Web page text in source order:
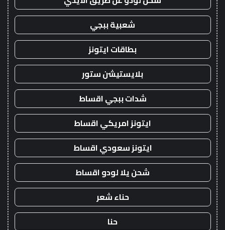
شعبية ببجي
بطاقات ايتونز
بلايستيشن ستور
شدات ببجي اقساط
ايتونز امريكي اقساط
ايتونز سعودي اقساط
شحن يلا لودو اقساط
حناء شعر
حنا